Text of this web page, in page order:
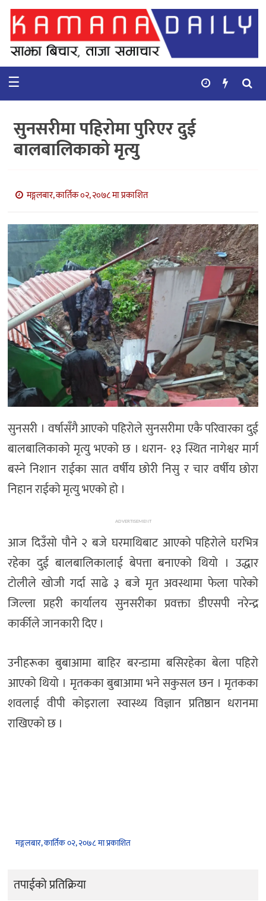
गृहपृष्ठ
समाचार
कुटनिती
कुराकानी
बाणिज्य
भिडियो
सिफारिस
☰
सुनसरीमा पहिरोमा पुरिएर दुई
बालबालिकाको मृत्यु
मङ्गलबार, कार्तिक ०२, २०७८ मा प्रकाशित
सुनसरी । वर्षासँगै आएको पहिरोले सुनसरीमा एकै परिवारका दुई
बालबालिकाको मृत्यु भएको छ । धरान- १३ स्थित नागेश्वर मार्ग
बस्ने निशान राईका सात वर्षीय छोरी निसु र चार वर्षीय छोरा
निहान राईको मृत्यु भएको हो ।
ADVERTISEMENT
आज दिउँसो पौने २ बजे घरमाथिबाट आएको पहिरोले घरभित्र
रहेका दुई बालबालिकालाई बेपत्ता बनाएको थियो । उद्धार
टोलीले खोजी गर्दा साढे ३ बजे मृत अवस्थामा फेला पारेको
जिल्ला प्रहरी कार्यालय सुनसरीका प्रवक्ता डीएसपी नरेन्द्र
कार्कीले जानकारी दिए ।
उनीहरूका बुबाआमा बाहिर बरन्डामा बसिरहेका बेला पहिरो
आएको थियो । मृतकका बुबाआमा भने सकुसल छन । मृतकका
शवलाई वीपी कोइराला स्वास्थ्य विज्ञान प्रतिष्ठान धरानमा
राखिएको छ ।
मङ्गलबार, कार्तिक ०२, २०७८ मा प्रकाशित
तपाईको प्रतिक्रिया